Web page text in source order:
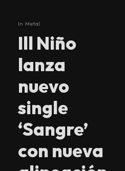
In Metal
Ill Niño
lanza
nuevo
single
‘Sangre’
con nueva